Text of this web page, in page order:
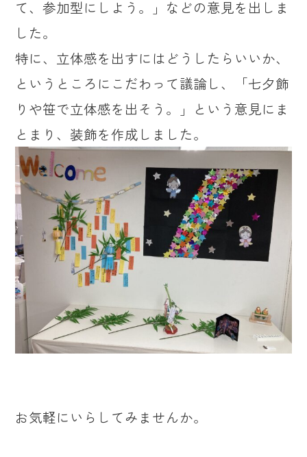
て、参加型にしよう。」などの意見を出しま
した。
特に、立体感を出すにはどうしたらいいか、
というところにこだわって議論し、「七夕飾
りや笹で立体感を出そう。」という意見にま
とまり、装飾を作成しました。
お気軽にいらしてみませんか。